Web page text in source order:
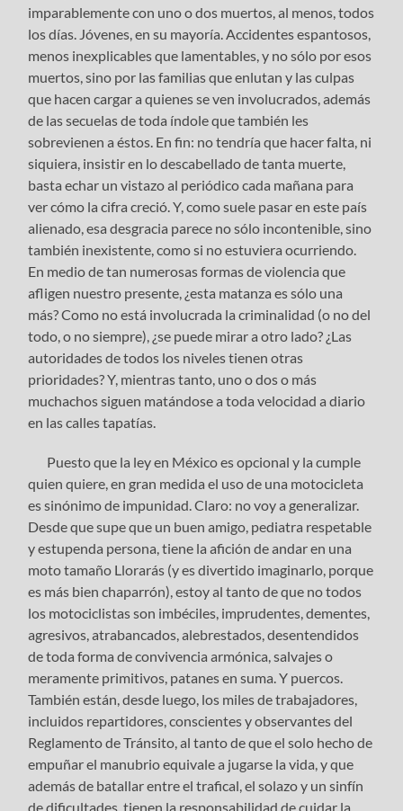
imparablemente con uno o dos muertos, al menos, todos
los días. Jóvenes, en su mayoría. Accidentes espantosos,
menos inexplicables que lamentables, y no sólo por esos
muertos, sino por las familias que enlutan y las culpas
que hacen cargar a quienes se ven involucrados, además
de las secuelas de toda índole que también les
sobrevienen a éstos. En fin: no tendría que hacer falta, ni
siquiera, insistir en lo descabellado de tanta muerte,
basta echar un vistazo al periódico cada mañana para
ver cómo la cifra creció. Y, como suele pasar en este país
alienado, esa desgracia parece no sólo incontenible, sino
también inexistente, como si no estuviera ocurriendo.
En medio de tan numerosas formas de violencia que
afligen nuestro presente, ¿esta matanza es sólo una
más? Como no está involucrada la criminalidad (o no del
todo, o no siempre), ¿se puede mirar a otro lado? ¿Las
autoridades de todos los niveles tienen otras
prioridades? Y, mientras tanto, uno o dos o más
muchachos siguen matándose a toda velocidad a diario
en las calles tapatías.
Puesto que la ley en México es opcional y la cumple
quien quiere, en gran medida el uso de una motocicleta
es sinónimo de impunidad. Claro: no voy a generalizar.
Desde que supe que un buen amigo, pediatra respetable
y estupenda persona, tiene la afición de andar en una
moto tamaño Llorarás (y es divertido imaginarlo, porque
es más bien chaparrón), estoy al tanto de que no todos
los motociclistas son imbéciles, imprudentes, dementes,
agresivos, atrabancados, alebrestados, desentendidos
de toda forma de convivencia armónica, salvajes o
meramente primitivos, patanes en suma. Y puercos.
También están, desde luego, los miles de trabajadores,
incluidos repartidores, conscientes y observantes del
Reglamento de Tránsito, al tanto de que el solo hecho de
empuñar el manubrio equivale a jugarse la vida, y que
además de batallar entre el trafical, el solazo y un sinfín
de dificultades, tienen la responsabilidad de cuidar la